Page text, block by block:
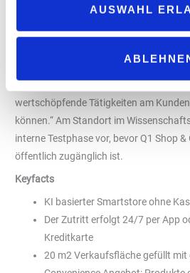
AUSWAHL
Zukünftig könnte die Technik auch an
Standorten eingesetzt werden, um
wertschöpfende Tätigkeiten am
können.“ Am Standort im
interne Testphase vor, bevor Q1 Shop
öffentlich zugänglich ist.
Keyfacts
KI basierter Smartstore ohne
Der Zutritt erfolgt 24/7 per App
Kreditkarte
20 m2 Verkaufsfläche gefüllt mit